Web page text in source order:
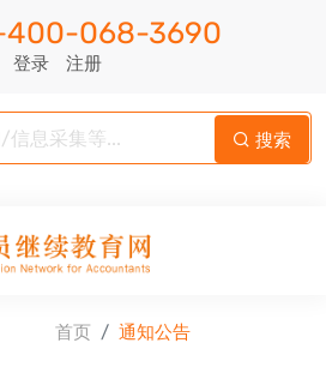
068-3690
登录 注册
搜索
首页 通知公告